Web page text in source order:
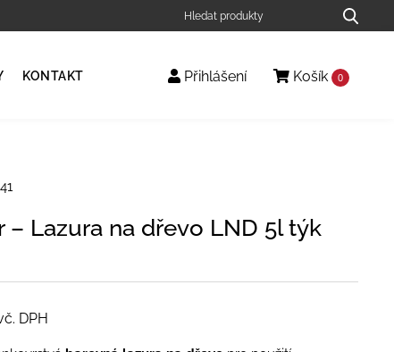
KONTAKT Přihlášení Košík 0
– Lazura na dřevo LND 5l týk
DPH